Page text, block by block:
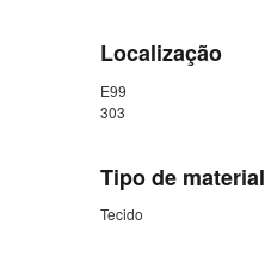
Localização
E99
303
Tipo de material
Tecido